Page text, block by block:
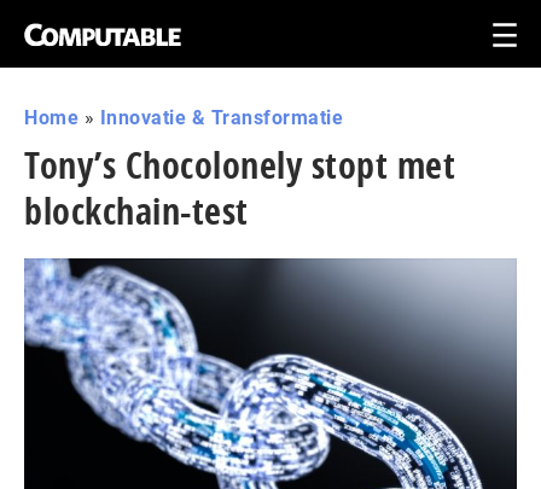
Home » Innovatie & Transformatie
Tony’s Chocolonely stopt met
blockchain-test